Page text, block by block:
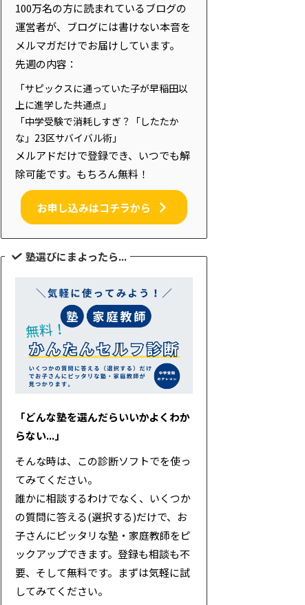
100万名の方に読まれているブログの
運営者が、ブログには書けない本音を
メルマガだけでお届けしています。
先週の内容：
「サピックスに通っていた子が早稲田以
上に進学した共通点」
「中学受験で消耗しすぎ？「したたか
な」23区サバイバル術」
メルアドだけで登録でき、いつでも解
除可能です。もちろん無料！
お申し込みはコチラから
塾選びにまよったら...
「どんな塾を選んだらいいかよくわか
らない...」
そんな時は、この診断ソフトでを使っ
てみてください。
誰かに相談するわけでなく、いくつか
の質問に答える(選択する)だけで、お
子さんにピッタリな塾・家庭教師をピ
ックアップできます。登録も相談も不
要、そして無料です。まずは気軽に試
してみてください。